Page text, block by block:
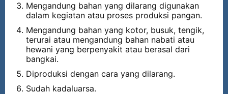
Mengandung bahan yang dilarang digunakan
dalam kegiatan atau proses produksi pangan.
Mengandung bahan yang kotor, busuk, tengik,
terurai atau mengandung bahan nabati atau
hewani yang berpenyakit atau berasal dari
bangkai.
Diproduksi dengan cara yang dilarang.
Sudah kadaluarsa.